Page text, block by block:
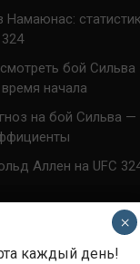
Намаюнас:
324
бой
время начала
на бой Сильва
Аллен на UFC
каждый день!
×